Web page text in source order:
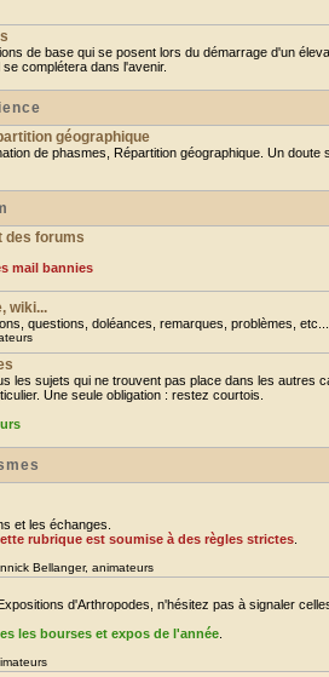
de base qui se posent lors du démarrage d'un
complétera dans l'avenir.
géographique
de phasmes, Répartition géographique. Un doute
des forums
mail bannies
wiki...
questions, doléances, remarques, problèmes,
les sujets qui ne trouvent pas place dans les autres
Une seule obligation : restez courtois.
et les échanges.
rubrique est soumise à des règles strictes
Bellanger, animateurs
d'Arthropodes, n'hésitez pas à signaler
les bourses et expos de l'année